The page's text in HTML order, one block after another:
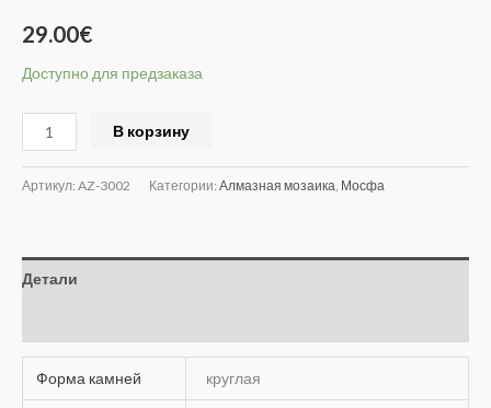
29.00€
Доступно для предзаказа
В корзину
Артикул: AZ-3002 Категории: Алмазная мозаика Мосфа
Детали
Форма камней круглая